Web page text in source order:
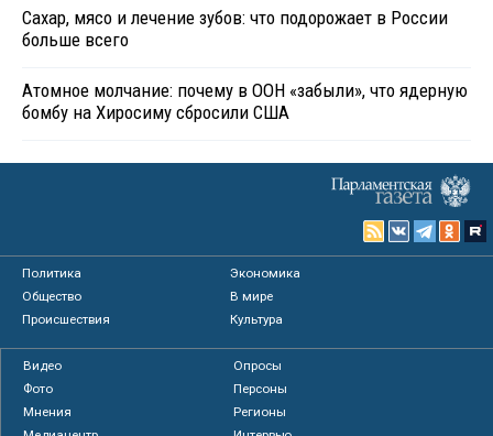
Сахар, мясо и лечение зубов: что подорожает в России
больше всего
Атомное молчание: почему в ООН «забыли», что ядерную
бомбу на Хиросиму сбросили США
Политика
Экономика
Общество
В мире
Происшествия
Культура
Видео
Опросы
Фото
Персоны
Мнения
Регионы